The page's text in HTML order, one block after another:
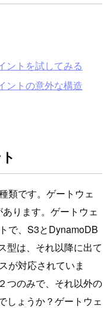
ントを試してみる
ントの意外な構造
類です。ゲートウェ
ります。ゲートウェ
で、S3とDynamoDB
型は、それ以降に出て
が対応されていま
つのみで、それ以外の
しょうか？ゲートウェ